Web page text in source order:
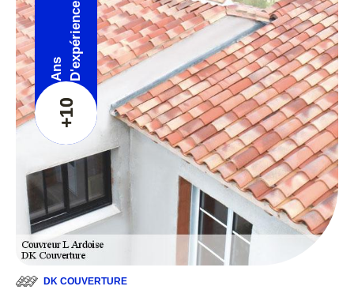
+10
Ans D'expérience
DK COUVERTURE